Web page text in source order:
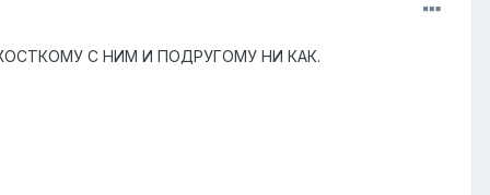
ЖОСТКОМУ С НИМ И ПОДРУГОМУ НИ КАК.